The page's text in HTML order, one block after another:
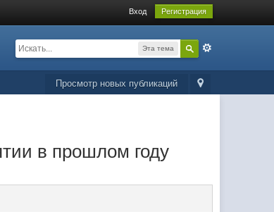
Вход Регистрация
Эта тема
Просмотр новых публикаций
в прошлом году